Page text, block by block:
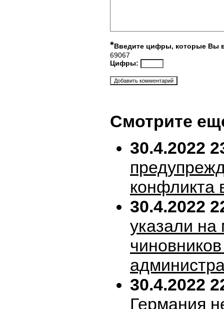
*Введите цифры, которые Вы
69067
Цифры:
Смотрите
30.4.2022
конфликта
30.4.2022
указали на
30.4.2022
Германия